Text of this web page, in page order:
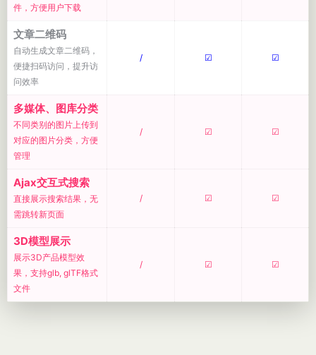
件，方便用户下载
文章二维码
自动生成文章二维码，
便捷扫码访问，提升访
问效率
/ ☑ ☑
多媒体、图库分类
不同类别的图片上传到
对应的图片分类，方便
管理
/ ☑ ☑
Ajax交互式搜索
直接展示搜索结果，无
需跳转新页面
/ ☑ ☑
3D模型展示
展示3D产品模型效
果，支持glb, glTF格式
文件
/ ☑ ☑